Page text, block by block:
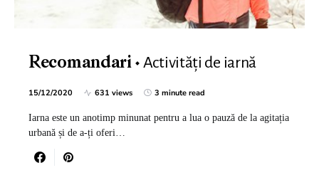
Recomandari Activități de iarnă
15/12/2020 631 views 3 minute read
Iarna este un anotimp minunat pentru a lua o pauză de la agitația
urbană și de a-ți oferi…